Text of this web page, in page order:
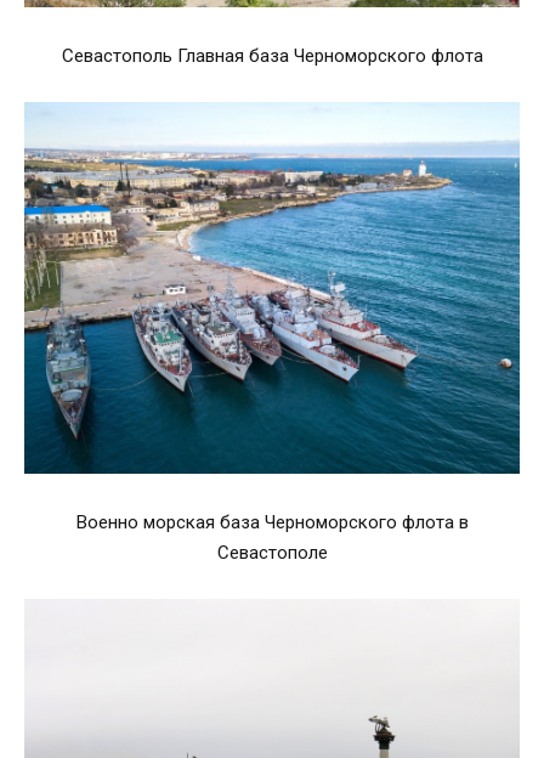
Севастополь Главная база Черноморского флота
Военно морская база Черноморского флота в
Севастополе